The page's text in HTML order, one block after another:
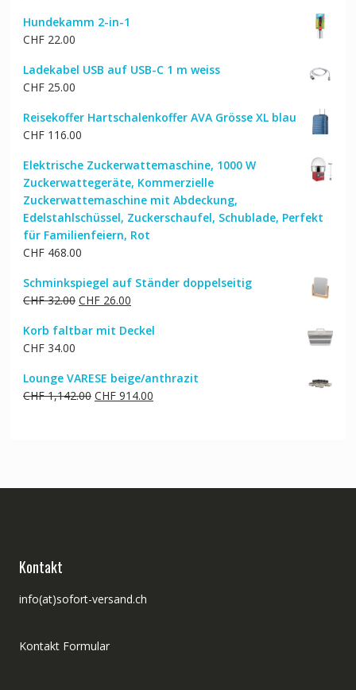
Hundekamm 2-in-1
CHF22.00
Ladekabel USB auf USB-C 1 m weiss
CHF25.00
Reisekoffer Hartschalenkoffer AVA Grösse XL blau
CHF116.00
Elektrische Zuckerwattemaschine, 1000 W
Zuckerwattegeräte, Kommerzielle
Zuckerwattemaschine mit Abdeckung,
Edelstahlschüssel, Zuckerschaufel, Schublade, Perfekt
für Familienfeiern, Rot
CHF468.00
Schminkspiegel auf Ständer doppelseitig
CHF32.00 Ursprünglicher
war:
CHF26.00Aktueller
ist:
Korb faltbar mit Deckel
CHF34.00
Lounge VARESE beige/anthrazit
CHF1,142.00 Ursprünglicher
CHF914.00Aktueller
Kontakt
info(at)sofort-versand.ch
Kontakt Formular